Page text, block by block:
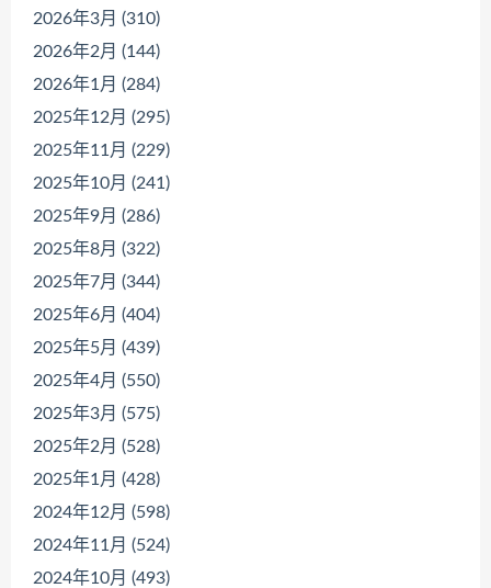
2026年3月 (310)
2026年2月 (144)
2026年1月 (284)
2025年12月 (295)
2025年11月 (229)
2025年10月 (241)
2025年9月 (286)
2025年8月 (322)
2025年7月 (344)
2025年6月 (404)
2025年5月 (439)
2025年4月 (550)
2025年3月 (575)
2025年2月 (528)
2025年1月 (428)
2024年12月 (598)
2024年11月 (524)
2024年10月 (493)